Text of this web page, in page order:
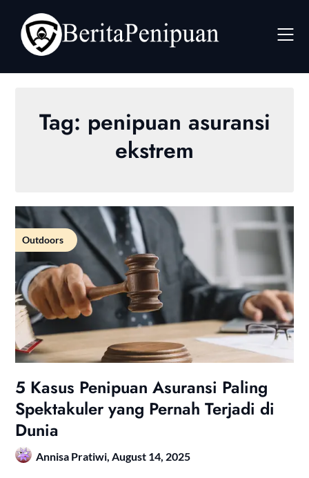
content
Tag: penipuan asuransi
ekstrem
Outdoors
5 Kasus Penipuan Asuransi Paling
Spektakuler yang Pernah Terjadi di
Dunia
Annisa Pratiwi, August 14, 2025